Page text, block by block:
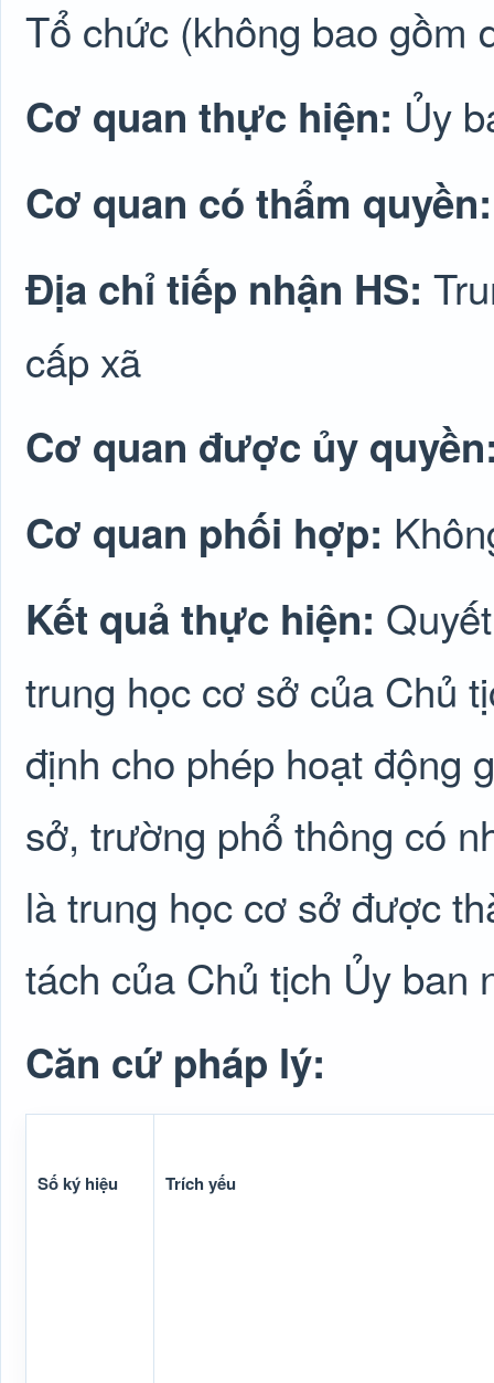
Tổ chức (không bao gồm
Cơ quan thực hiện: Ủy
Cơ quan có thẩm
Địa chỉ tiếp nhận HS:
cấp xã
Cơ quan được ủy
Cơ quan phối hợp:
Kết quả thực hiện:
trung học cơ sở của Chủ
định cho phép hoạt động
sở, trường phổ thông có
là trung học cơ sở được
tách của Chủ tịch Ủy ban
Căn cứ pháp lý:
Số ký hiệu Trích yếu